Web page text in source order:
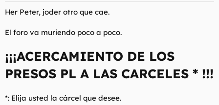
Her Peter, joder otro que cae.
El foro va muriendo poco a poco.
¡¡¡ACERCAMIENTO DE LOS
PRESOS PL A LAS CARCELES * !!!
*: Elija usted la cárcel que desee.